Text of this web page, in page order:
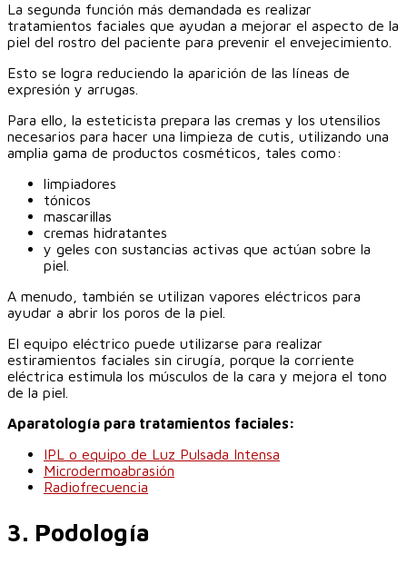
La segunda función más demandada es realizar
tratamientos faciales que ayudan a mejorar el aspecto de la
piel del rostro del paciente para prevenir el envejecimiento.
Esto se logra reduciendo la aparición de las líneas de
expresión y arrugas.‎
Para ello, la esteticista prepara las cremas y los utensilios
necesarios para hacer una limpieza de cutis, utilizando una
amplia gama de productos cosméticos, tales como:
limpiadores
tónicos
mascarillas
cremas hidratantes
y geles con sustancias activas que actúan sobre la
piel.
A menudo, también se utilizan vapores eléctricos para
ayudar a abrir los poros de la piel.
El equipo eléctrico puede utilizarse para realizar
estiramientos faciales sin cirugía, porque la corriente
eléctrica estimula los músculos de la cara y mejora el tono
de la piel.
Aparatología para tratamientos faciales:
IPL o equipo de Luz Pulsada Intensa
Microdermoabrasión
Radiofrecuencia
‎3. Podología